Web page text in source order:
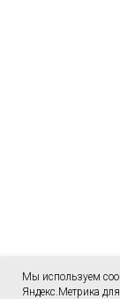
Мы используем
Яндекс.Метрика